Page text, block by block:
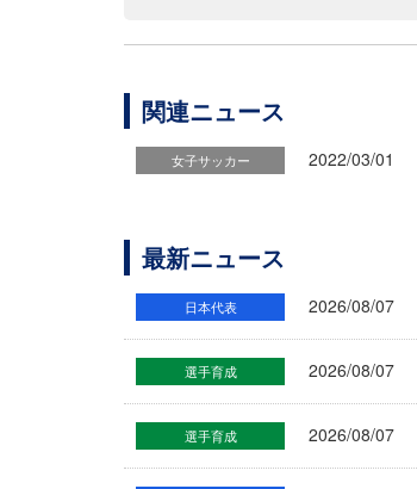
関連ニュース
女子サッカー 2022/03/01
最新ニュース
日本代表 2026/08/07
選手育成 2026/08/07
選手育成 2026/08/07